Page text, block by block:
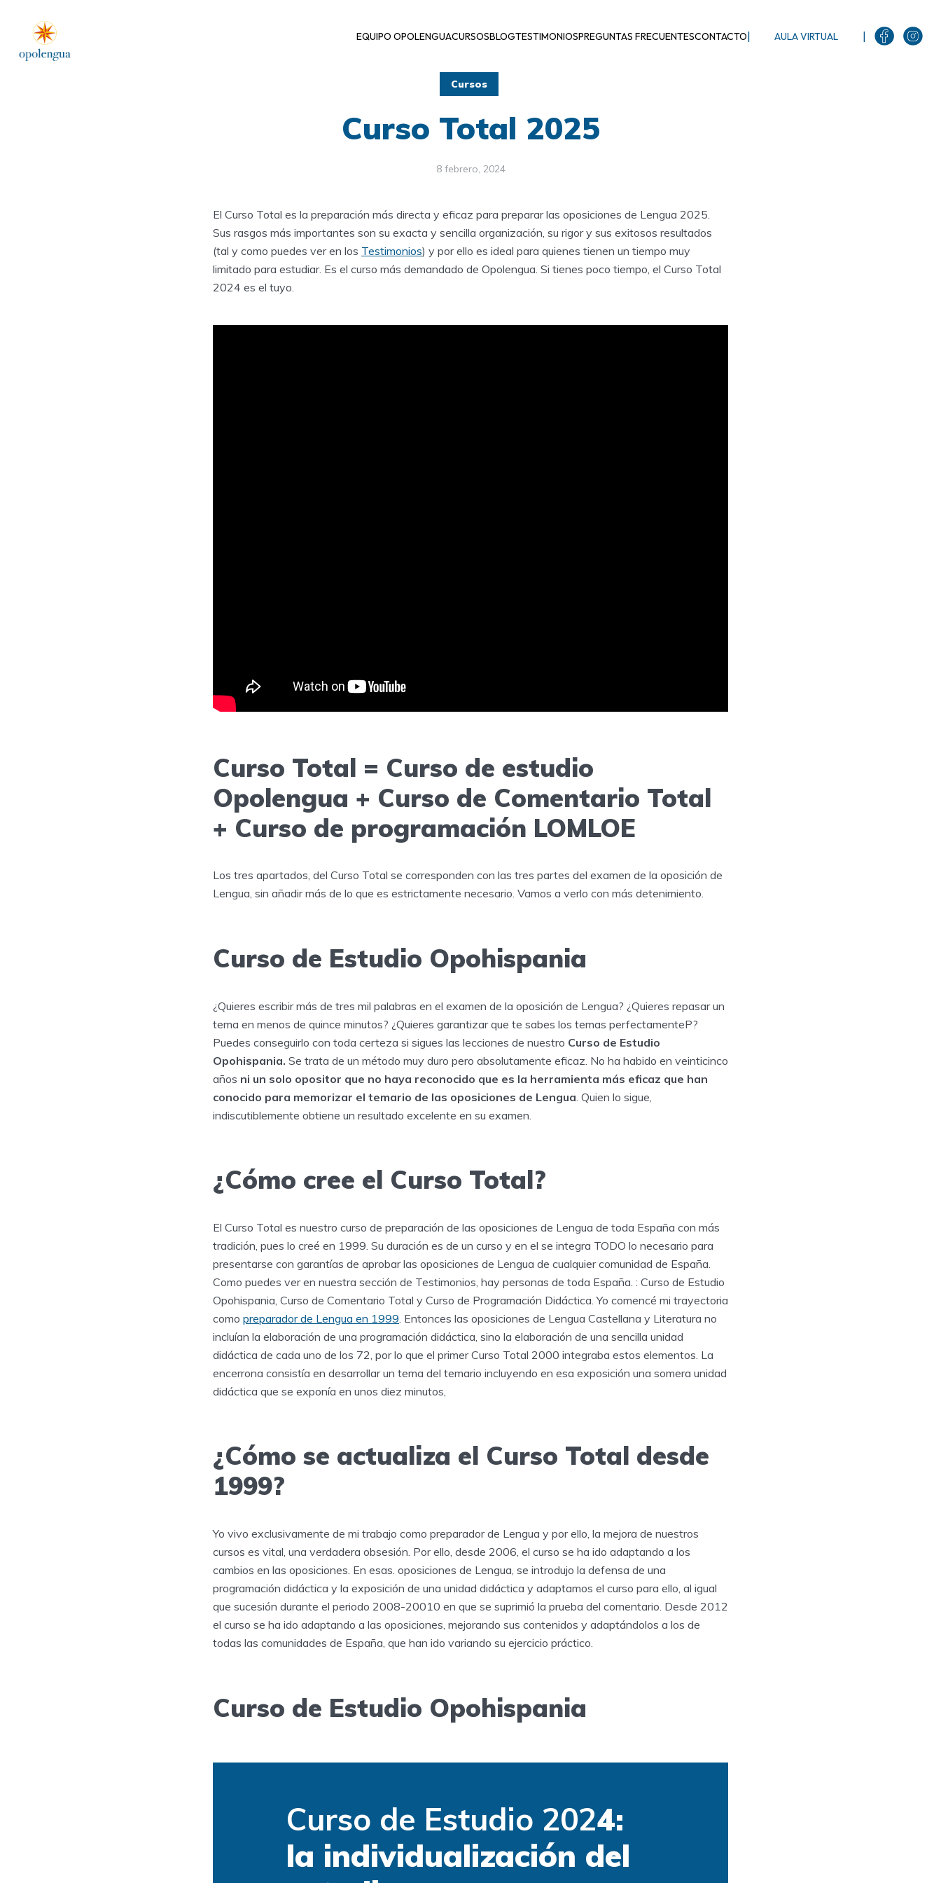
EQUIPO OPOLENGUACURSOSBLOGTESTIMONIOSPREGUNTAS FRECUENTESCONTACTO| AULA VIRTUAL |
Cursos
Curso Total 2025
8 febrero, 2024
El Curso Total es la preparación más directa y eficaz para preparar las oposiciones de Lengua 2025.
Sus rasgos más importantes son su exacta y sencilla organización, su rigor y sus exitosos resultados
(tal y como puedes ver en los Testimonios) y por ello es ideal para quienes tienen un tiempo muy
limitado para estudiar. Es el curso más demandado de Opolengua. Si tienes poco tiempo, el Curso Total
2024 es el tuyo.
Curso Total = Curso de estudio
Opolengua + Curso de Comentario Total
+ Curso de programación LOMLOE
Los tres apartados, del Curso Total se corresponden con las tres partes del examen de la oposición de
Lengua, sin añadir más de lo que es estrictamente necesario. Vamos a verlo con más detenimiento.
Curso de Estudio Opohispania
¿Quieres escribir más de tres mil palabras en el examen de la oposición de Lengua? ¿Quieres repasar un
tema en menos de quince minutos? ¿Quieres garantizar que te sabes los temas perfectamenteP?
Puedes conseguirlo con toda certeza si sigues las lecciones de nuestro Curso de Estudio
Opohispania. Se trata de un método muy duro pero absolutamente eficaz. No ha habido en veinticinco
años ni un solo opositor que no haya reconocido que es la herramienta más eficaz que han
conocido para memorizar el temario de las oposiciones de Lengua . Quien lo sigue,
indiscutiblemente obtiene un resultado excelente en su examen.
¿Cómo cree el Curso Total?
El Curso Total es nuestro curso de preparación de las oposiciones de Lengua de toda España con más
tradición, pues lo creé en 1999. Su duración es de un curso y en el se integra TODO lo necesario para
presentarse con garantías de aprobar las oposiciones de Lengua de cualquier comunidad de España.
Como puedes ver en nuestra sección de Testimonios, hay personas de toda España. : Curso de Estudio
Opohispania, Curso de Comentario Total y Curso de Programación Didáctica. Yo comencé mi trayectoria
como preparador de Lengua en 1999 . Entonces las oposiciones de Lengua Castellana y Literatura no
incluían la elaboración de una programación didáctica, sino la elaboración de una sencilla unidad
didáctica de cada uno de los 72, por lo que el primer Curso Total 2000 integraba estos elementos. La
encerrona consistía en desarrollar un tema del temario incluyendo en esa exposición una somera unidad
didáctica que se exponía en unos diez minutos,
¿Cómo se actualiza el Curso Total desde
1999?
Yo vivo exclusivamente de mi trabajo como preparador de Lengua y por ello, la mejora de nuestros
cursos es vital, una verdadera obsesión. Por ello, desde 2006, el curso se ha ido adaptando a los
cambios en las oposiciones. En esas. oposiciones de Lengua, se introdujo la defensa de una
programación didáctica y la exposición de una unidad didáctica y adaptamos el curso para ello, al igual
que sucesión durante el periodo 2008-20010 en que se suprimió la prueba del comentario. Desde 2012
el curso se ha ido adaptando a las oposiciones, mejorando sus contenidos y adaptándolos a los de
todas las comunidades de España, que han ido variando su ejercicio práctico.
Curso de Estudio Opohispania
Curso de Estudio 2024:
la individualización del